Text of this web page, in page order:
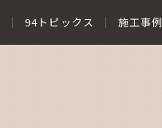
94トピックス 施工事例